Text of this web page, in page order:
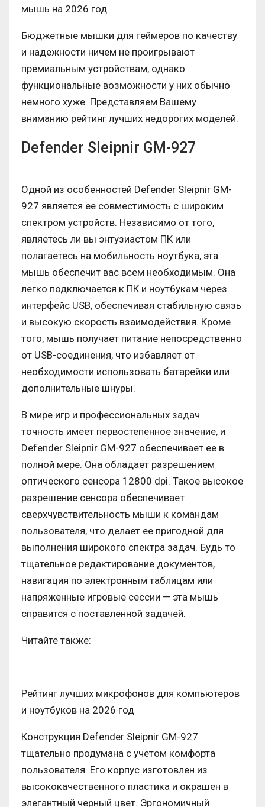
мышь на 2026 год
Бюджетные мышки для геймеров по качеству
и надежности ничем не проигрывают
премиальным устройствам, однако
функциональные возможности у них обычно
немного хуже. Представляем Вашему
вниманию рейтинг лучших недорогих моделей.
Defender Sleipnir GM-927
Одной из особенностей Defender Sleipnir GM-
927 является ее совместимость с широким
спектром устройств. Независимо от того,
являетесь ли вы энтузиастом ПК или
полагаетесь на мобильность ноутбука, эта
мышь обеспечит вас всем необходимым. Она
легко подключается к ПК и ноутбукам через
интерфейс USB, обеспечивая стабильную связь
и высокую скорость взаимодействия. Кроме
того, мышь получает питание непосредственно
от USB-соединения, что избавляет от
необходимости использовать батарейки или
дополнительные шнуры.
В мире игр и профессиональных задач
точность имеет первостепенное значение, и
Defender Sleipnir GM-927 обеспечивает ее в
полной мере. Она обладает разрешением
оптического сенсора 12800 dpi. Такое высокое
разрешение сенсора обеспечивает
сверхчувствительность мыши к командам
пользователя, что делает ее пригодной для
выполнения широкого спектра задач. Будь то
тщательное редактирование документов,
навигация по электронным таблицам или
напряженные игровые сессии — эта мышь
справится с поставленной задачей.
Читайте также:
Рейтинг лучших микрофонов для компьютеров
и ноутбуков на 2026 год
Конструкция Defender Sleipnir GM-927
тщательно продумана с учетом комфорта
пользователя. Его корпус изготовлен из
высококачественного пластика и окрашен в
элегантный черный цвет. Эргономичный